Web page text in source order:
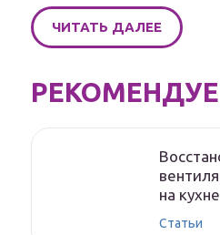
ЧИТАТЬ ДАЛЕЕ
на кухне
Статьи